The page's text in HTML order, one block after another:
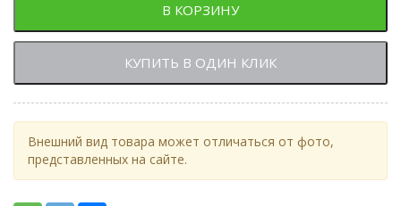
В КОРЗИНУ
КУПИТЬ В ОДИН КЛИК
Внешний вид товара может отличаться от фото,
представленных на сайте.